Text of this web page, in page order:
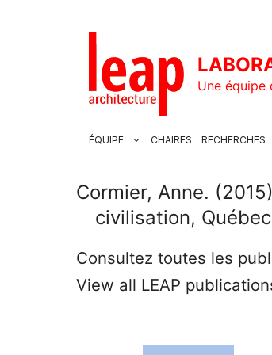
Une équipe
ÉQUIPE CHAIRES RECHERCHES
Cormier, Anne.
civilisation,
Consultez toutes les
View all LEAP